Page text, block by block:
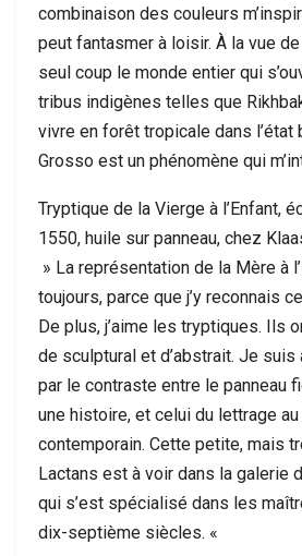
combinaison des couleurs
peut fantasmer à loisir. À la vue de
seul coup le monde entier qui
tribus indigènes telles que
vivre en forêt tropicale dans
Grosso est un phénomène qui
Tryptique de la Vierge à l’Enfant,
1550, huile sur panneau, chez
» La représentation de la Mère à
toujours, parce que j’y reconnais
De plus, j’aime les tryptiques. Ils
de sculptural et d’abstrait. Je
par le contraste entre le panneau
une histoire, et celui du lettrage
contemporain. Cette petite, mais
Lactans est à voir dans la galerie
qui s’est spécialisé dans les
dix-septième siècles. «